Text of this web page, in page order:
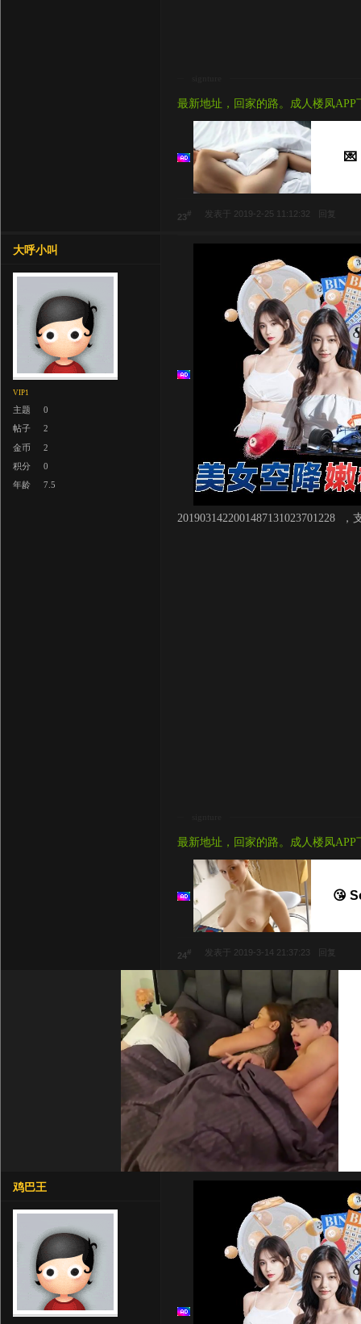
最新地址，回家的路。成人楼凤APP
💌
23# 发表于 2019-2-25 11:12:32 回复
大呼小叫
VIP1
主题
0
帖子
2
金币
2
积分
0
年龄
7.5
2019031422001487131023701228
最新地址，回家的路。成人楼凤APP
😘
24# 发表于 2019-3-14 21:37:23 回复
鸡巴王